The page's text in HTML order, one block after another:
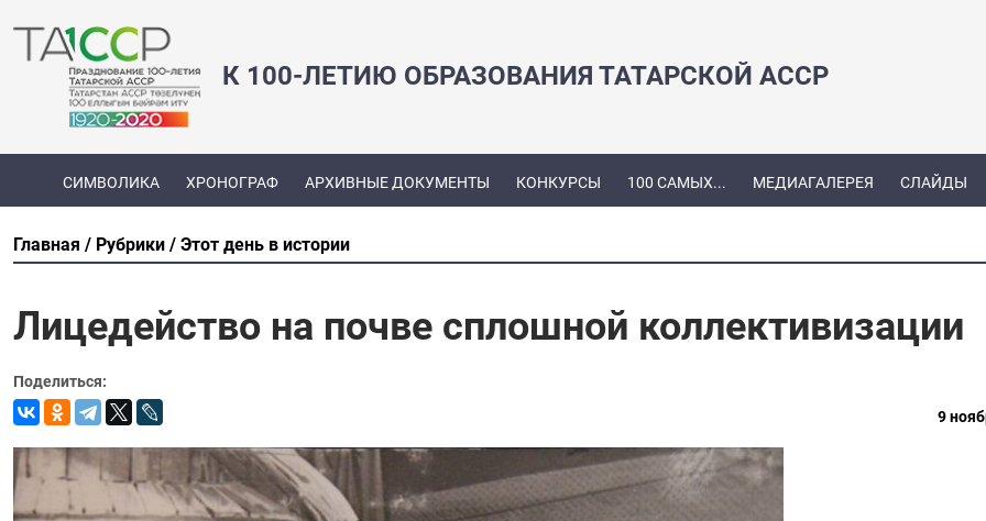
К 100-ЛЕТИЮ ОБРАЗОВАНИЯ ТАТАРСКОЙ АССР
СИМВОЛИКА ХРОНОГРАФ АРХИВНЫЕ ДОКУМЕНТЫ КОНКУРСЫ 100 САМЫХ... МЕДИАГАЛЕРЕЯ СЛАЙДЫ
Главная Рубрики Этот день в истории
Лицедейство на почве сплошной коллективизации
Поделиться:
9